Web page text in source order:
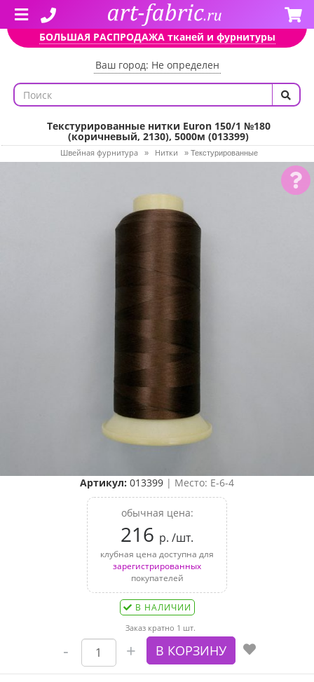
БОЛЬШАЯ РАСПРОДАЖА тканей и фурнитуры
Ваш город: Не определен
Текстурированные нитки Euron 150/1 №180
(коричневый, 2130), 5000м (013399)
Швейная фурнитура » Нитки » Текстурированные
Артикул: 013399 | Место: E-6-4
обычная цена:
216 р. /шт.
клубная цена доступна для
зарегистрированных
покупателей
В НАЛИЧИИ
Заказ кратно 1 шт.